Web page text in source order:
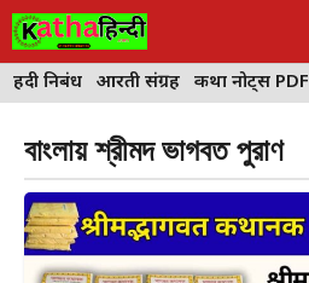
Skip
to
content
हिंदी निबंध आरती संग्रह कथा नोट्स PDF
বাংলায় শ্রীমদ ভাগবত পুরাণ